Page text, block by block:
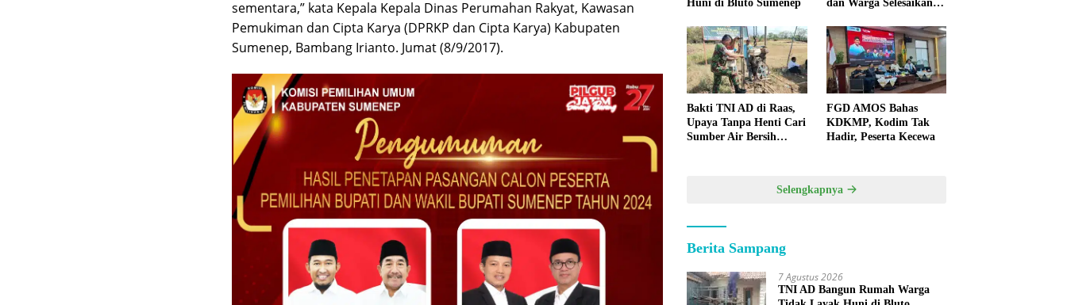
sementara,” kata Kepala Kepala Dinas Perumahan Rakyat, Kawasan
Pemukiman dan Cipta Karya (DPRKP dan Cipta Karya) Kabupaten
Sumenep, Bambang Irianto. Jumat (8/9/2017).
Huni di Bluto Sumenep
dan Warga Selesaikan
Bakti TNI AD di Raas,
Upaya Tanpa Henti Cari
Sumber Air Bersih
FGD AMOS Bahas
KDKMP, Kodim Tak
Hadir, Peserta Kecewa
Selengkapnya
Berita Sampang
7 Agustus 2026
TNI AD Bangun Rumah Warga